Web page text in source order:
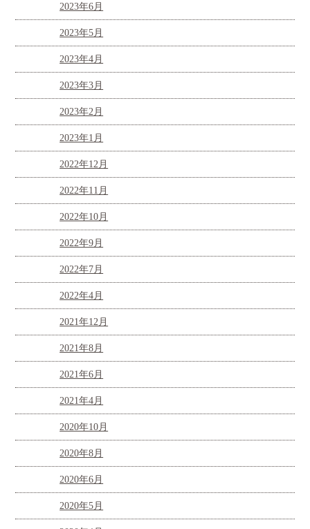
2023年6月
2023年5月
2023年4月
2023年3月
2023年2月
2023年1月
2022年12月
2022年11月
2022年10月
2022年9月
2022年7月
2022年4月
2021年12月
2021年8月
2021年6月
2021年4月
2020年10月
2020年8月
2020年6月
2020年5月